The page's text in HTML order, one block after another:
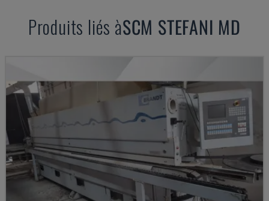
Produits liés àSCM STEFANI MD